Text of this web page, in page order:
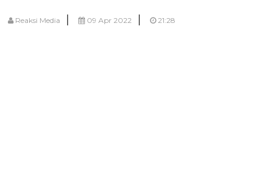
Reaksi Media | 09 Apr 2022 | 21:28